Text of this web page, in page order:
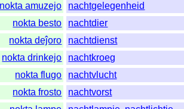
nokta amuzejo
nachtgelegenheid
nokta besto
nachtdier
nokta deĵoro
nachtdienst
nokta drinkejo
nachtkroeg
nokta flugo
nachtvlucht
nokta frosto
nachtvorst